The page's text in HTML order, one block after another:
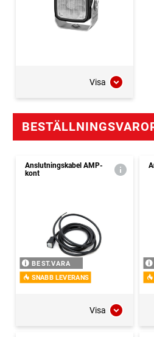
Visa
Anslutningskabel AMP-
kont
BEST.VARA
SNABB LEVERANS
Visa